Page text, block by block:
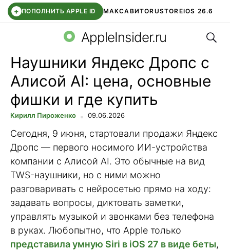
+ ПОПОЛНИТЬ APPLE ID МАКСАВИТОRUSTOREIOS 26.6
СБЕР КИДС ВТБ ОНЛАЙН ЧАТ В ROBLOX
AppleInsider.ru
Наушники Яндекс Дропс с
Алисой AI: цена, основные
фишки и где купить
Кирилл Пироженко 09.06.2026
Сегодня, 9 июня, стартовали продажи Яндекс
Дропс — первого носимого ИИ-устройства
компании с Алисой AI. Это обычные на вид
TWS-наушники, но с ними можно
разговаривать с нейросетью прямо на ходу:
задавать вопросы, диктовать заметки,
управлять музыкой и звонками без телефона
в руках. Любопытно, что Apple только
представила умную Siri в iOS 27 в виде беты,